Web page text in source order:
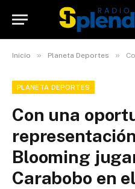
Inicio » Planeta Deportes » Con
PLANETA DEPORTES
Con una
Blooming
Carabobo en